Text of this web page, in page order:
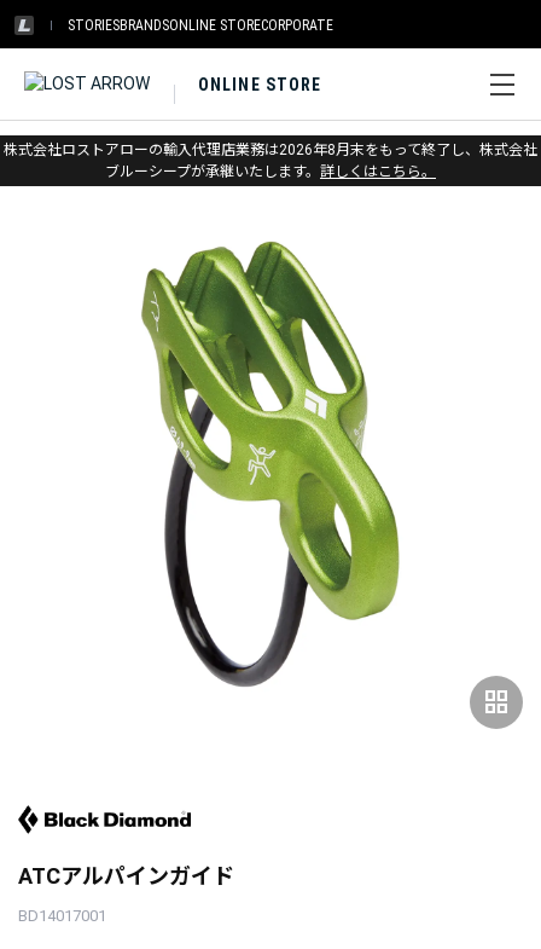
STORIESBRANDSONLINE STORECORPORATE
ONLINE STORE
株式会社ロストアローの輸入代理店業務は2026年8月末をもって終了し、株式会社
ブルーシープが承継いたします。 詳しくはこちら。
ホーム > ブラックダイヤモンド > クライミング > ビレイデバイス
grid_view
ATCアルパインガイド
BD14017001